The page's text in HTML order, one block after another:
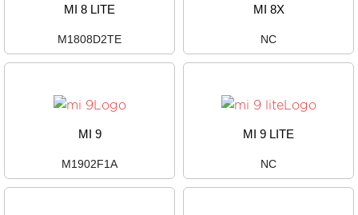
MI 8 LITE
M1808D2TE
MI 8X
NC
MI 9
M1902F1A
MI 9 LITE
NC